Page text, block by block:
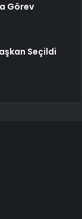
Görev
Seçildi